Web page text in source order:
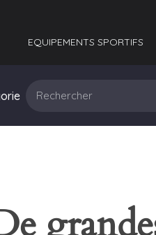
EQUIPEMENTS SPORTIFS​